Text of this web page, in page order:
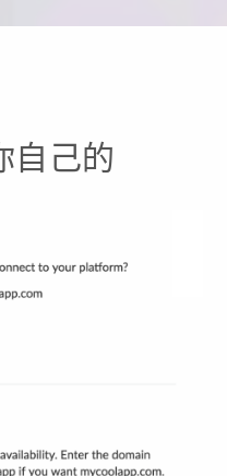
自己的